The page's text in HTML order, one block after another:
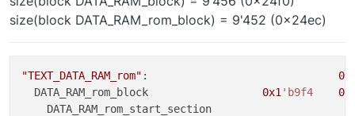
size(block DATA_RAM_rom_block) = 9'452 (0x24ec)
"TEXT_DATA_RAM_rom" :
  DATA_RAM_rom_block
0x1 'b9f4
    DATA_RAM_rom_start_section